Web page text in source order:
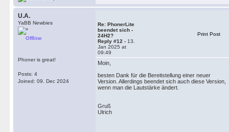
U.A.
YaBB Newbies
Offline
Phoner is great!
Posts: 4
Joined: 09. Dec 2024
Re: PhonerLite
beendet sich -
24H2?
Reply #12 - 13.
Jan 2025 at
09:49
Print Post
Moin,
besten Dank für die Bereitstellung einer neuer
Version. Allerdings beendet sich auch diese Version,
wenn man die Lautstärke ändert.
Gruß
Ulrich